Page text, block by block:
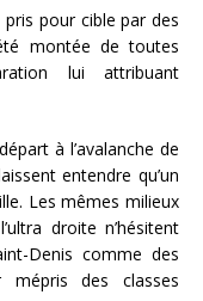
pour cible par des
montée de toutes
lui attribuant
à l’avalanche de
entendre qu’un
Les mêmes milieux
droite n’hésitent
Denis comme des
mépris des classes